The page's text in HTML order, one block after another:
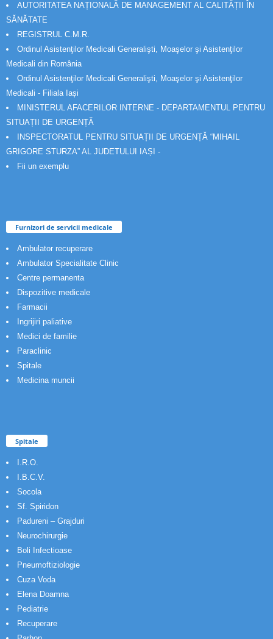
AUTORITATEA NAȚIONALĂ DE MANAGEMENT AL CALITĂȚII ÎN
SĂNĂTATE
REGISTRUL C.M.R.
Ordinul Asistenţilor Medicali Generalişti, Moaşelor şi Asistenţilor
Medicali din România
Ordinul Asistenţilor Medicali Generalişti, Moaşelor şi Asistenţilor
Medicali - Filiala Iași
MINISTERUL AFACERILOR INTERNE - DEPARTAMENTUL PENTRU
SITUAȚII DE URGENȚĂ
INSPECTORATUL PENTRU SITUAȚII DE URGENȚĂ “MIHAIL
GRIGORE STURZA” AL JUDETULUI IAȘI -
Fii un exemplu
Furnizori de servicii medicale
Ambulator recuperare
Ambulator Specialitate Clinic
Centre permanenta
Dispozitive medicale
Farmacii
Ingrijiri paliative
Medici de familie
Paraclinic
Spitale
Medicina muncii
Spitale
I.R.O.
I.B.C.V.
Socola
Sf. Spiridon
Padureni – Grajduri
Neurochirurgie
Boli Infectioase
Pneumoftiziologie
Cuza Voda
Elena Doamna
Pediatrie
Recuperare